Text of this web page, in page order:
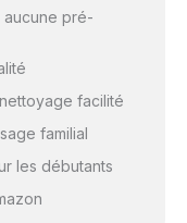
aucune pré-
facilité
familial
les débutants